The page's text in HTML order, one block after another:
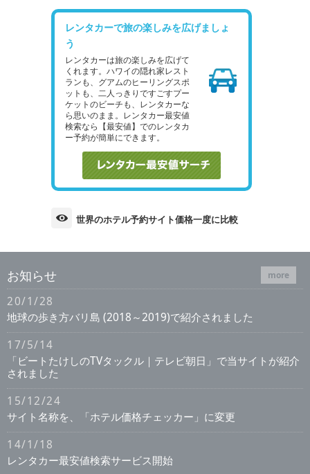
レンタカーで旅の楽しみを広げましょ
う
レンタカーは旅の楽しみを広げて
くれます。ハワイの隠れ家レスト
ランも、グアムのヒーリングスポ
ットも、二人っきりですごすプー
ケットのビーチも、レンタカーな
ら思いのまま。レンタカー最安値
検索なら【最安値】でのレンタカ
ー予約が簡単にできます。
世界のホテル予約サイト価格一度に比較
お知らせ more
20/1/28
地球の歩き方バリ島 (2018～2019)で紹介されました
17/5/14
「ビートたけしのTVタックル｜テレビ朝日」で当サイトが紹介
されました
15/12/24
サイト名称を、「ホテル価格チェッカー」に変更
14/1/18
レンタカー最安値検索サービス開始